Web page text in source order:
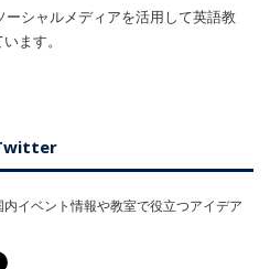
ーシャルメディアを活用して英語教
ます。
Twitter
イベント情報や教室で役立つアイデア